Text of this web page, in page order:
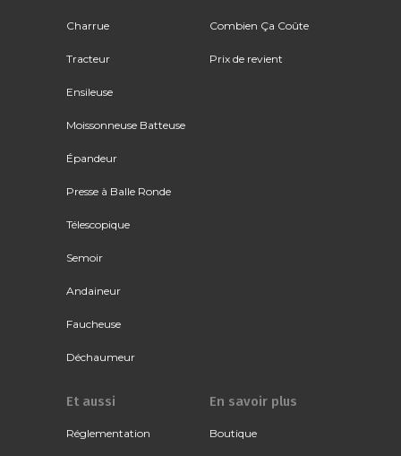
Charrue
Tracteur
Ensileuse
Moissonneuse Batteuse
Épandeur
Presse à Balle Ronde
Télescopique
Semoir
Andaineur
Faucheuse
Déchaumeur
Combien Ça Coûte
Prix de revient
Et aussi
Réglementation
En savoir plus
Boutique